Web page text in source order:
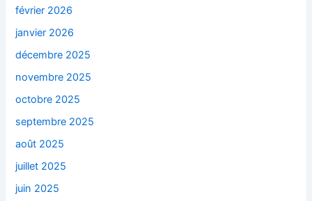
février 2026
janvier 2026
décembre 2025
novembre 2025
octobre 2025
septembre 2025
août 2025
juillet 2025
juin 2025